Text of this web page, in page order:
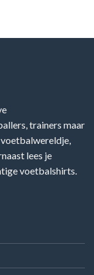
trainers maar
lees je
voetbalshirts.